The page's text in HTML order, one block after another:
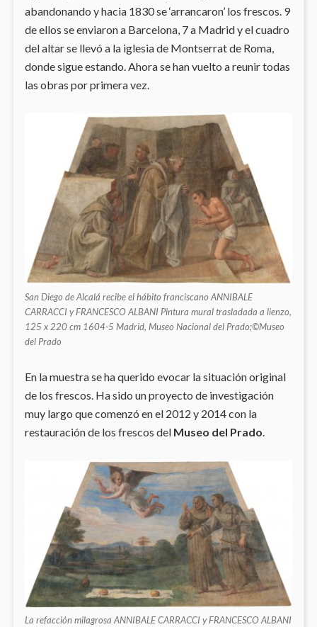
abandonando y hacia 1830 se ‘arrancaron’ los frescos. 9
de ellos se enviaron a Barcelona, 7 a Madrid y el cuadro
del altar se llevó a la iglesia de Montserrat de Roma,
donde sigue estando. Ahora se han vuelto a reunir todas
las obras por primera vez.
San Diego de Alcalá recibe el hábito franciscano ANNIBALE
CARRACCI y FRANCESCO ALBANI Pintura mural trasladada a lienzo,
125 x 220 cm 1604-5 Madrid, Museo Nacional del Prado;©Museo
del Prado
En la muestra se ha querido evocar la situación original
de los frescos. Ha sido un proyecto de investigación
muy largo que comenzó en el 2012 y 2014 con la
restauración de los frescos del Museo del Prado.
La refacción milagrosa ANNIBALE CARRACCI y FRANCESCO ALBANI